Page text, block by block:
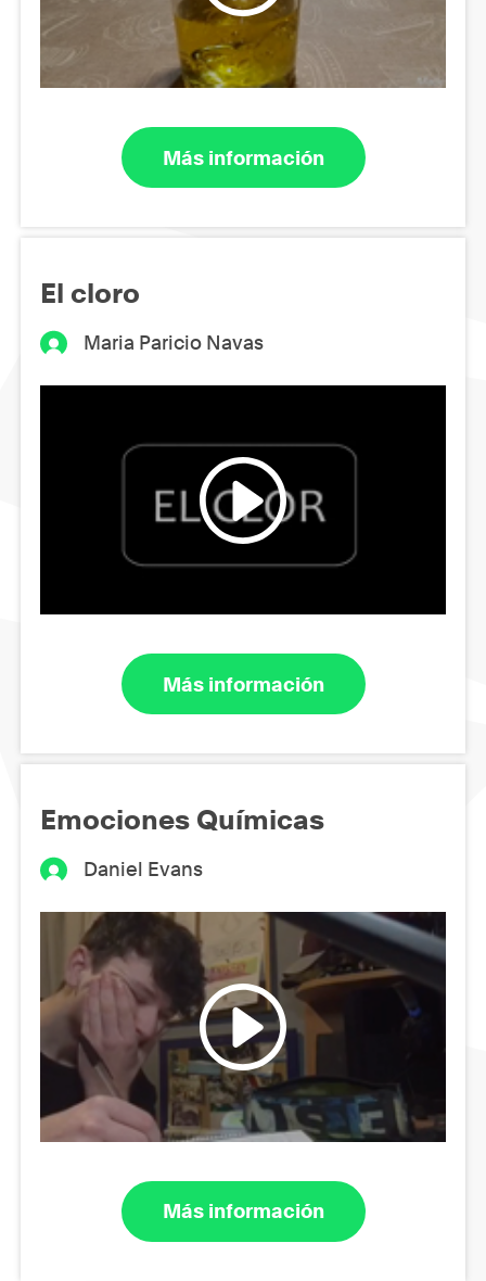
Más información
El cloro
Maria Paricio Navas
Más información
Emociones Químicas
Daniel Evans
Más información